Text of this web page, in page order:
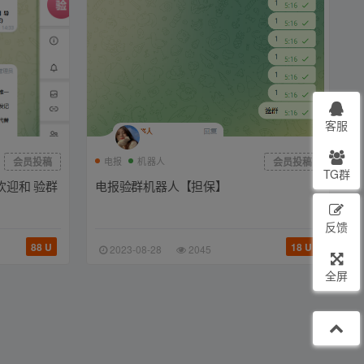
会员投稿
迎和 验群
88 U
会员投稿
电报 机器人
电报验群机器人【担保】
2023-08-28 2045 18 U
客服
TG群
反馈
全屏